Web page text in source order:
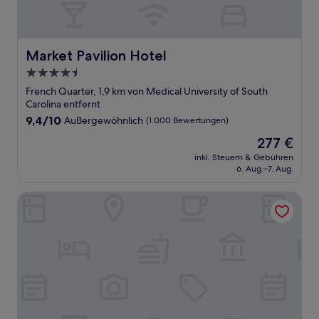
Market Pavilion Hotel
Market Pavilion Hotel
4.5-
Sterne-
Unterkunft
French Quarter, 1,9 km von Medical University of South
Carolina entfernt
9.4
9,4/10 Außergewöhnlich (1.000 Bewertungen)
Der
Preis
beträgt
277 €
inkl. Steuern & Gebühren
6. Aug.–7. Aug.